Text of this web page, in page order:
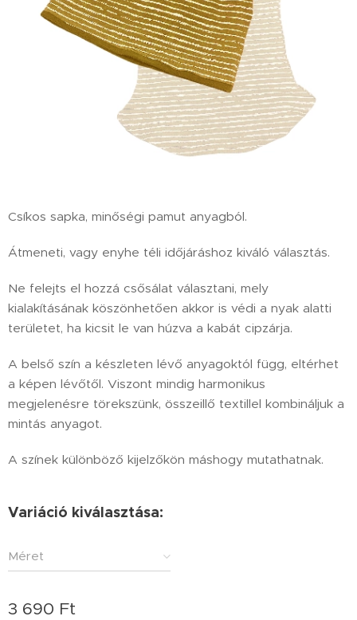
Csíkos sapka, minőségi pamut anyagból.
Átmeneti, vagy enyhe téli időjáráshoz kiváló választás.
Ne felejts el hozzá csősálat választani, mely
kialakításának köszönhetően akkor is védi a nyak alatti
területet, ha kicsit le van húzva a kabát cipzárja.
A belső szín a készleten lévő anyagoktól függ, eltérhet
a képen lévőtől. Viszont mindig harmonikus
megjelenésre törekszünk, összeillő textillel kombináljuk a
mintás anyagot.
A színek különböző kijelzőkön máshogy mutathatnak.
Variáció kiválasztása:
Méret
3 690 Ft